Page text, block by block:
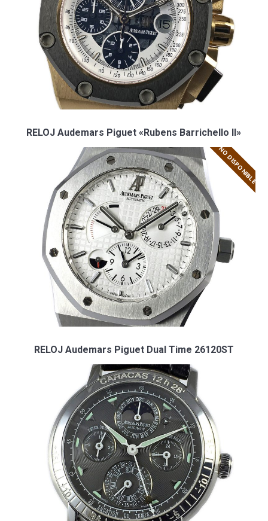
RELOJ Audemars Piguet «Rubens Barrichello II»
NO DISPONIBLE
RELOJ Audemars Piguet Dual Time 26120ST